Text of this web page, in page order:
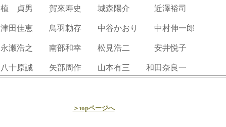
植 貞男 賀來寿史 城森陽介 近澤裕司
津田佳恵 鳥羽勅存 中谷かおり 中村伸一郎
永瀬浩之 南部和幸 松見浩二 安井悦子
八十原誠 矢部周作 山本有三 和田奈良一
＞topページへ